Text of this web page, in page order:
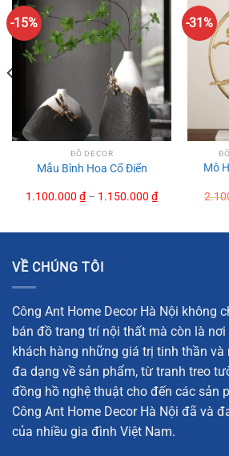
Mẫu Decor Đôi Chim Uyên Ương
Lá Ginkgo Vàng
Mô hình chim đứng trên quả
Đặc Điểm Nổi Bật Của Mô Hình Chim
Pha Lê Tại Anthomedecor
-15%
ĐỒ DECOR
Mẫu Bình Hoa Cổ Điển
1.100.000 ₫– 1.150.000 ₫
-31%
Mô
VỀ CHÚNG TÔI
Công Ant Home Decor Hà Nội không
bán đồ trang trí nội thất mà còn là
khách hàng những giá trị tinh thần và
đa dạng về sản phẩm, từ tranh treo
đồng hồ nghệ thuật cho đến các sản
Công Ant Home Decor Hà Nội đã và
của nhiều gia đình Việt Nam.